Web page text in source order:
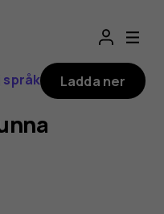
språk Ladda ner